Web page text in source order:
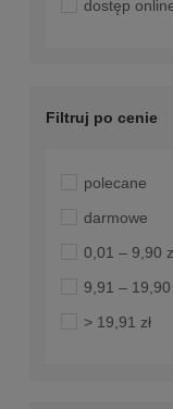
dostęp
Filtruj po cenie
polecane
darmowe
0,01 – 9,90
9,91 – 19,90
> 19,91 zł